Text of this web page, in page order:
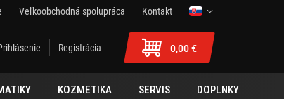
Veľkoobchodná spolupráca
Kontakt
Registrácia 0,00 €
KOZMETIKA SERVIS DOPLNKY